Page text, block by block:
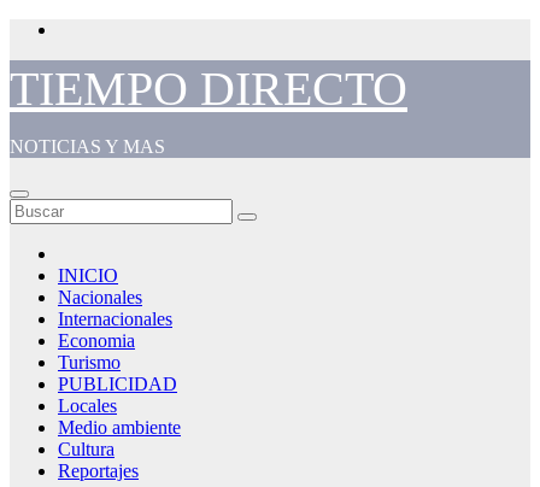
Saltar
contenido
TIEMPO DIRECTO
NOTICIAS Y MAS
INICIO
Nacionales
Internacionales
Economia
Turismo
PUBLICIDAD
Locales
Medio ambiente
Cultura
Reportajes